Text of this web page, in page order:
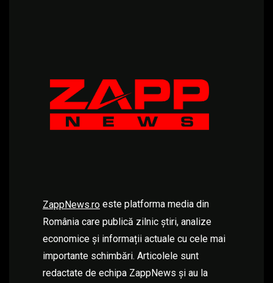
ZappNews.ro este platforma media din
România care publică zilnic știri, analize
economice și informații actuale cu cele mai
importante schimbări. Articolele sunt
redactate de echipa ZappNews și au la